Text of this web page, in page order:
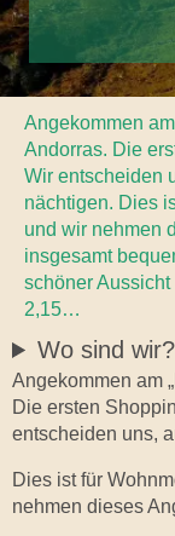
Angekommen
Andorras. Die
Wir entscheiden
nächtigen. Dies
und wir nehmen
insgesamt
schöner
2,15…
Wo sind wir?
Angekommen am
Die ersten
entscheiden uns,
Dies ist für
nehmen dieses